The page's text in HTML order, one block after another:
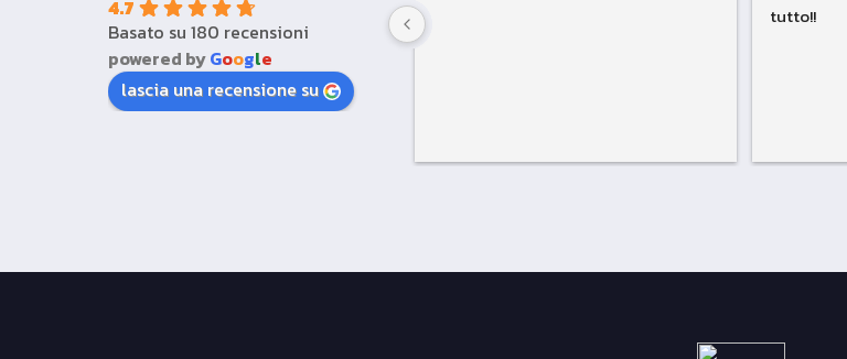
4.7
Basato su 180 recensioni
powered byGoogle
lascia una recensione su
tutto!!